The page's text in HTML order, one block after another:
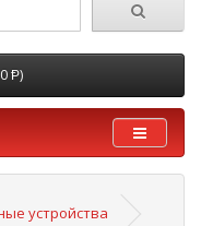
Ᵽ)
устройства